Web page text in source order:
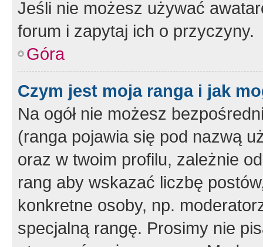
Jeśli nie możesz używać
forum i zapytaj ich o przyczyny.
Góra
Czym jest moja ranga i jak
Na ogół nie możesz
(ranga pojawia się pod nazwą
oraz w twoim profilu, zależnie
rang aby wskazać liczbę
konkretne osoby, np.
specjalną rangę. Prosimy nie